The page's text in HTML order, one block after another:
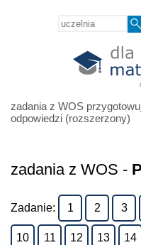
zadania z WOS
odpowiedzi (rozszerzony)
zadania z WOS -
Zadanie: 1 2 3
10 11 12 13 14